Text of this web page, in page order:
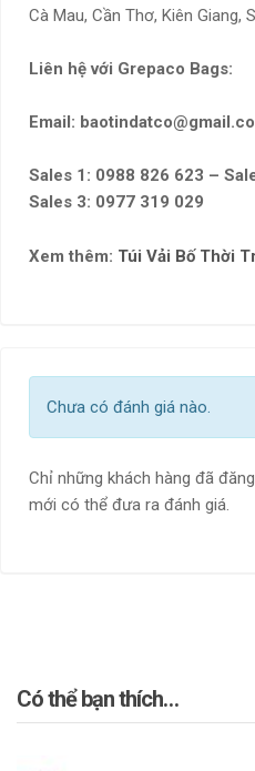
Cà Mau, Cần Thơ, Kiên Giang,
Liên hệ với Grepaco Bags:
Email:
Sales 1: 0988 826 623 –
Sales 3: 0977 319 029
Xem thêm: Túi Vải Bố Thời
Chưa có đánh giá nào.
Chỉ những khách hàng đã
mới có thể đưa ra đánh giá.
Có thể bạn thích…